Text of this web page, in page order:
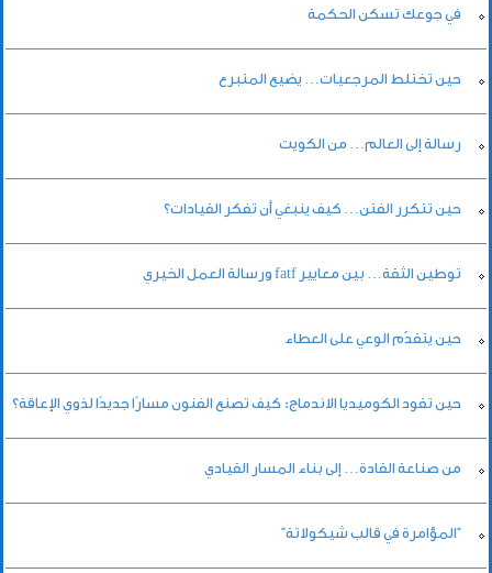
في جوعك تسكن الحكمة
حين تختلط المرجعيات… يضيع المتبرع
رسالة إلى العالم… من الكويت
حين تتكرر الفتن… كيف ينبغي أن تفكر القيادات؟
توطين الثقة… بين معايير fatf ورسالة العمل الخيري
حين يتقدّم الوعي على العطاء
حين تقود الكوميديا الاندماج: كيف تصنع الفنون مسارًا جديدًا لذوي الإعاقة؟
من صناعة القادة… إلى بناء المسار القيادي
"المؤامرة في قالب شيكولاتة"